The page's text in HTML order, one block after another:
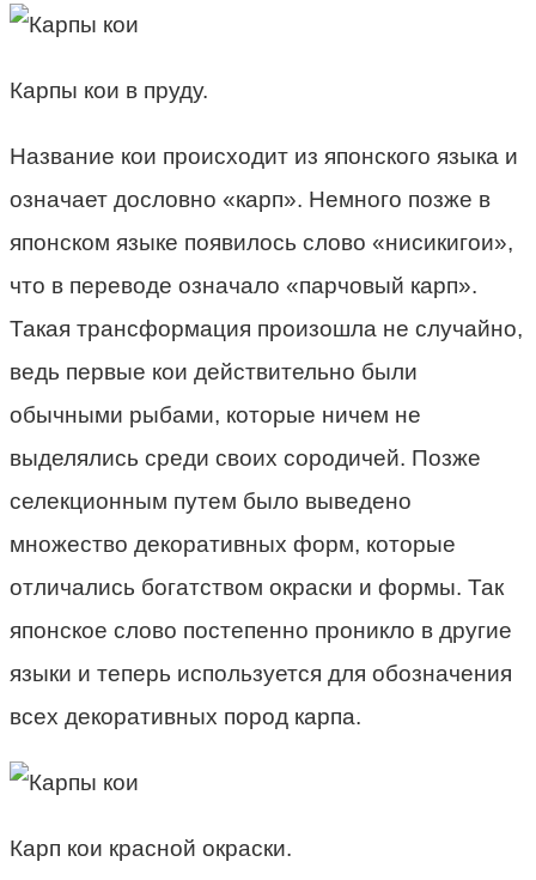
Карпы кои в пруду.
Название кои происходит из японского языка и
означает дословно «карп». Немного позже в
японском языке появилось слово «нисикигои»,
что в переводе означало «парчовый карп».
Такая трансформация произошла не случайно,
ведь первые кои действительно были
обычными рыбами, которые ничем не
выделялись среди своих сородичей. Позже
селекционным путем было выведено
множество декоративных форм, которые
отличались богатством окраски и формы. Так
японское слово постепенно проникло в другие
языки и теперь используется для обозначения
всех декоративных пород карпа.
Карп кои красной окраски.